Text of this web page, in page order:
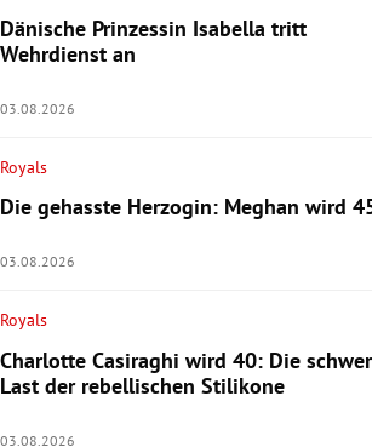
Dänische Prinzessin Isabella tritt
Wehrdienst an
03.08.2026
Royals
Die gehasste Herzogin: Meghan wird
03.08.2026
Royals
Charlotte Casiraghi wird 40: Die
Last der rebellischen Stilikone
03.08.2026